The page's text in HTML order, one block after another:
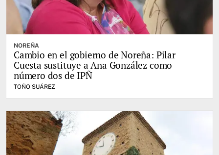
NOREÑA
Cambio en el gobierno de Noreña: Pilar
Cuesta sustituye a Ana González como
número dos de IPÑ
TOÑO SUÁREZ